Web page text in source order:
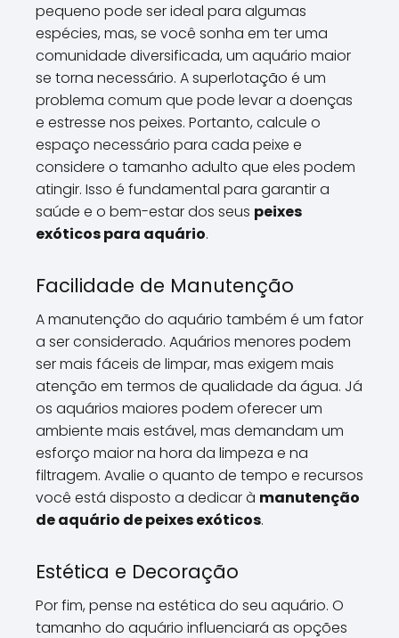
pequeno pode ser ideal para algumas
espécies, mas, se você sonha em ter uma
comunidade diversificada, um aquário maior
se torna necessário. A superlotação é um
problema comum que pode levar a doenças
e estresse nos peixes. Portanto, calcule o
espaço necessário para cada peixe e
considere o tamanho adulto que eles podem
atingir. Isso é fundamental para garantir a
saúde e o bem-estar dos seus peixes
exóticos para aquário.
Facilidade de Manutenção
A manutenção do aquário também é um fator
a ser considerado. Aquários menores podem
ser mais fáceis de limpar, mas exigem mais
atenção em termos de qualidade da água. Já
os aquários maiores podem oferecer um
ambiente mais estável, mas demandam um
esforço maior na hora da limpeza e na
filtragem. Avalie o quanto de tempo e recursos
você está disposto a dedicar à manutenção
de aquário de peixes exóticos.
Estética e Decoração
Por fim, pense na estética do seu aquário. O
tamanho do aquário influenciará as opções